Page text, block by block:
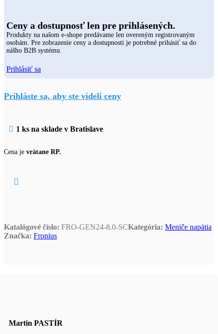
Ceny a dostupnosť len pre prihlásených.
Produkty na našom e-shope predávame len overeným registrovaným
osobám. Pre zobrazenie ceny a dostupnosti je potrebné prihásiť sa do
nášho B2B systému.
Prihlásiť sa
Prihláste sa, aby ste videli ceny
1 ks na sklade v Bratislave
Cena je vrátane RP.
Katalógové číslo: FRO-GEN24-8.0-SCKategória: Meniče napätia
Značka: Fronius
Martin PASTÍR